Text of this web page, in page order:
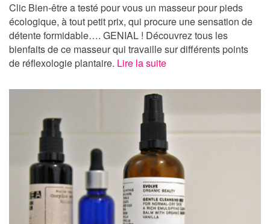
Clic Bien-être a testé pour vous un masseur pour pieds
écologique, à tout petit prix, qui procure une sensation de
détente formidable…. GENIAL ! Découvrez tous les
bienfaits de ce masseur qui travaille sur différents points
de réflexologie plantaire. Lire la suite